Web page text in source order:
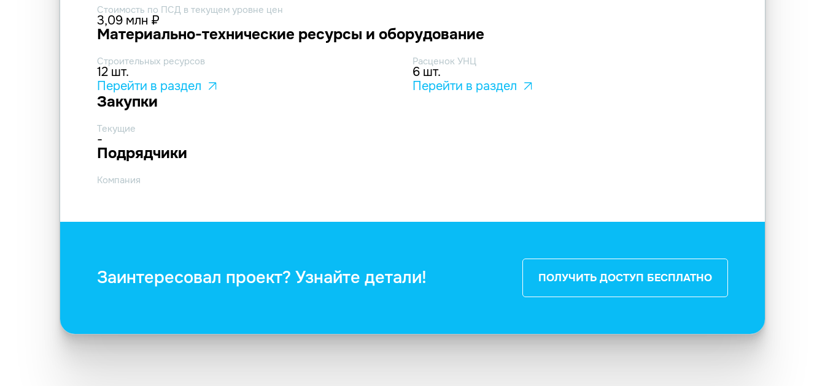
Стоимость по ПСД в текущем уровне цен
3,09 млн ₽
Материально-технические ресурсы и оборудование
Строительных ресурсов
12 шт.
Перейти в раздел
Расценок УНЦ
6 шт.
Перейти в раздел
Закупки
Текущие
-
Подрядчики
Компания
Заинтересовал проект? Узнайте детали! ПОЛУЧИТЬ ДОСТУП БЕСПЛАТНО